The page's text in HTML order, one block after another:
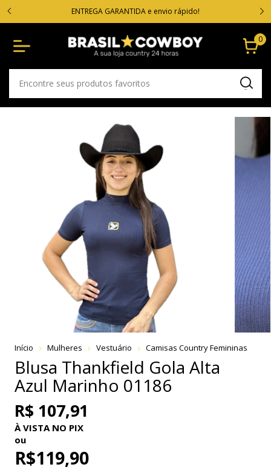
ENTREGA GARANTIDA e envio rápido!
0
Início Mulheres Vestuário Camisas Country Femininas
Blusa Thankfield Gola Alta
Azul Marinho 01186
R$ 107,91
À VISTA NO PIX
ou
R$119,90